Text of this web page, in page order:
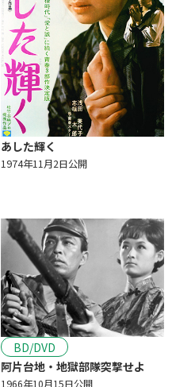
あした輝く
1974年11月2日公開
BD/DVD
阿片台地・地獄部隊突撃せよ
1966年10月15日公開